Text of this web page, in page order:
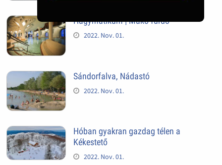
Hagymatikum | Makó fürdő
2022. Nov. 01.
Sándorfalva, Nádastó
2022. Nov. 01.
Hóban gyakran gazdag télen a
Kékestető
2022. Nov. 01.